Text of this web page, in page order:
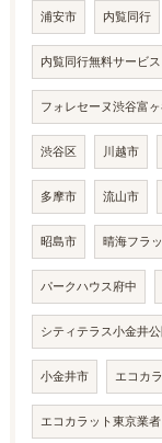
浦安市 内覧同行
内覧同行無料サービス
フォレセーヌ渋谷富
渋谷区 川越市
多摩市 流山市
昭島市 晴海フラ
パークハウス府中
シティテラス小金井
小金井市 エコカ
エコカラット東京業者